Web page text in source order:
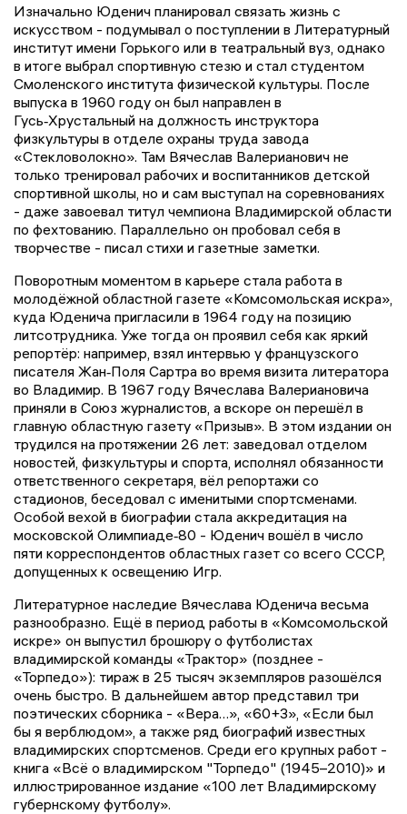
Изначально Юденич планировал связать жизнь с
искусством - подумывал о поступлении в Литературный
институт имени Горького или в театральный вуз, однако
в итоге выбрал спортивную стезю и стал студентом
Смоленского института физической культуры. После
выпуска в 1960 году он был направлен в
Гусь‑Хрустальный на должность инструктора
физкультуры в отделе охраны труда завода
«Стекловолокно». Там Вячеслав Валерианович не
только тренировал рабочих и воспитанников детской
спортивной школы, но и сам выступал на соревнованиях
- даже завоевал титул чемпиона Владимирской области
по фехтованию. Параллельно он пробовал себя в
творчестве - писал стихи и газетные заметки.
Поворотным моментом в карьере стала работа в
молодёжной областной газете «Комсомольская искра»,
куда Юденича пригласили в 1964 году на позицию
литсотрудника. Уже тогда он проявил себя как яркий
репортёр: например, взял интервью у французского
писателя Жан‑Поля Сартра во время визита литератора
во Владимир. В 1967 году Вячеслава Валериановича
приняли в Союз журналистов, а вскоре он перешёл в
главную областную газету «Призыв». В этом издании он
трудился на протяжении 26 лет: заведовал отделом
новостей, физкультуры и спорта, исполнял обязанности
ответственного секретаря, вёл репортажи со
стадионов, беседовал с именитыми спортсменами.
Особой вехой в биографии стала аккредитация на
московской Олимпиаде‑80 - Юденич вошёл в число
пяти корреспондентов областных газет со всего СССР,
допущенных к освещению Игр.
Литературное наследие Вячеслава Юденича весьма
разнообразно. Ещё в период работы в «Комсомольской
искре» он выпустил брошюру о футболистах
владимирской команды «Трактор» (позднее -
«Торпедо»): тираж в 25 тысяч экземпляров разошёлся
очень быстро. В дальнейшем автор представил три
поэтических сборника - «Вера…», «60+3», «Если был
бы я верблюдом», а также ряд биографий известных
владимирских спортсменов. Среди его крупных работ -
книга «Всё о владимирском "Торпедо" (1945–2010)» и
иллюстрированное издание «100 лет Владимирскому
губернскому футболу».